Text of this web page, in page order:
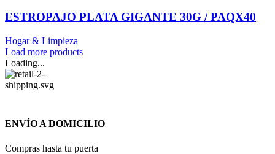
ESTROPAJO PLATA GIGANTE 30G / PAQX40
Hogar & Limpieza
Load more products
Loading...
ENVÍO A DOMICILIO
Compras hasta tu puerta